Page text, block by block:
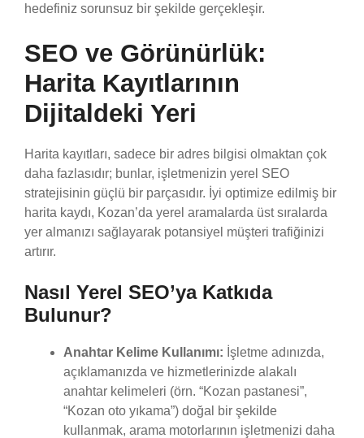
hedefiniz sorunsuz bir şekilde gerçekleşir.
SEO ve Görünürlük:
Harita Kayıtlarının
Dijitaldeki Yeri
Harita kayıtları, sadece bir adres bilgisi olmaktan çok
daha fazlasıdır; bunlar, işletmenizin yerel SEO
stratejisinin güçlü bir parçasıdır. İyi optimize edilmiş bir
harita kaydı, Kozan’da yerel aramalarda üst sıralarda
yer almanızı sağlayarak potansiyel müşteri trafiğinizi
artırır.
Nasıl Yerel SEO’ya Katkıda
Bulunur?
Anahtar Kelime Kullanımı: İşletme adınızda,
açıklamanızda ve hizmetlerinizde alakalı
anahtar kelimeleri (örn. “Kozan pastanesi”,
“Kozan oto yıkama”) doğal bir şekilde
kullanmak, arama motorlarının işletmenizi daha